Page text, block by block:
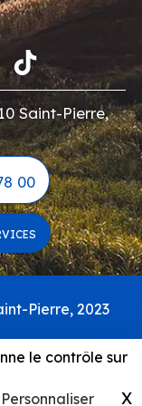
Saint-Pierre,
00
Pierre, 2023
le contrôle sur
Personnaliser X